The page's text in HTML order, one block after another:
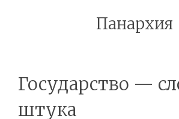
Панархия
Государство —
штука